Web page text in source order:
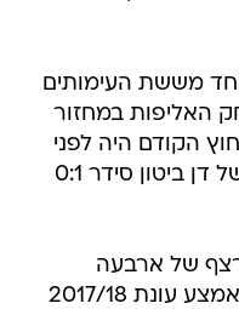
מששת העימותים
במשחק האליפות במחזור
הקודם היה לפני
קצת יותר משנתיים, כשפנדל של דן ביטון סידר 0:1
רצף של ארבעה
ניצחונות בית - לראשונה מאז אמצע עונת 2017/18